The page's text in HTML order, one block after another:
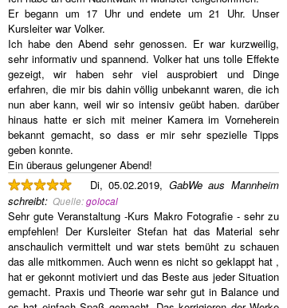
Er begann um 17 Uhr und endete um 21 Uhr. Unser
Kursleiter war Volker.
Ich habe den Abend sehr genossen. Er war kurzweilig,
sehr informativ und spannend. Volker hat uns tolle Effekte
gezeigt, wir haben sehr viel ausprobiert und Dinge
erfahren, die mir bis dahin völlig unbekannt waren, die ich
nun aber kann, weil wir so intensiv geübt haben. darüber
hinaus hatte er sich mit meiner Kamera im Vorneherein
bekannt gemacht, so dass er mir sehr spezielle Tipps
geben konnte.
Ein überaus gelungener Abend!
Di, 05.02.2019, GabWe aus Mannheim
schreibt: Quelle:golocal
Sehr gute Veranstaltung -Kurs Makro Fotografie - sehr zu
empfehlen! Der Kursleiter Stefan hat das Material sehr
anschaulich vermittelt und war stets bemüht zu schauen
das alle mitkommen. Auch wenn es nicht so geklappt hat ,
hat er gekonnt motiviert und das Beste aus jeder Situation
gemacht. Praxis und Theorie war sehr gut in Balance und